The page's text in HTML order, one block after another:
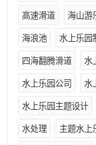
高速滑道 海山游
海浪池 水上乐园
四海翻腾滑道 水
水上乐园公司 水
水上乐园主题设计
水处理 主题水上